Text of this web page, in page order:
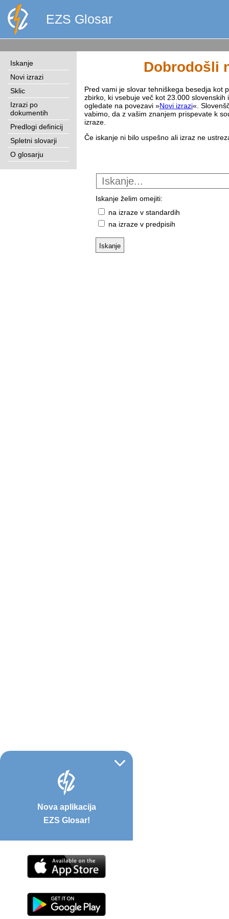
EZS Glosar
Iskanje
Novi izrazi
Sklic
Izrazi po
dokumentih
Predlogi definicij
Spletni slovarji
O glosarju
Dobrodošli
Pred vami je slovar tehniškega besedja kot
zbirko, ki vsebuje več kot 23.000
ogledate na povezavi »Novi izrazi«.
vabimo, da z vašim znanjem prispevate k
izraze.
Če iskanje ni bilo uspešno ali izraz ne
Iskanje želim omejiti:
na izraze v standardih
na izraze v predpisih
Nova aplikacija
EZS Glosar!